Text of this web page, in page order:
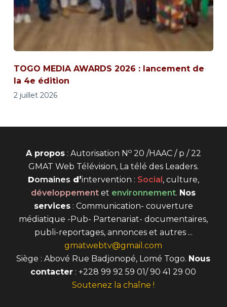
TOGO MEDIA AWARDS 2026 : lancement de
la 4e édition
2 juillet 2026
A propos: Autorisation No20 /HAAC / p / 22
GMAT Web Télévision, La télé des Leaders.
Domaines d’intervention : Social, culture,
développement et environnement. Nos
services: Communication- couverture
médiatique -Pub- Partenariat- documentaires,
publi-reportages, annonces et autres ...
gmatwebtv@gmail.com
Siège : Abové Rue Badjonopé, Lomé Togo. Nous
contacter : +228 99 92 59 01/ 90 41 29 00
Soutenez la chaîne !